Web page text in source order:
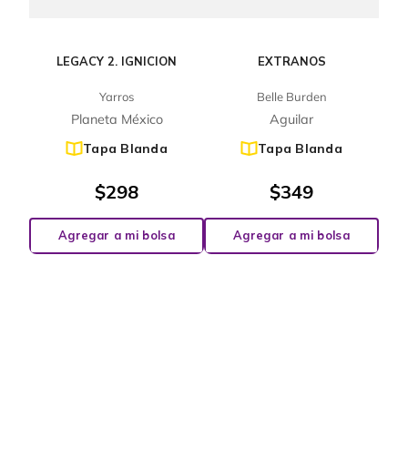
LEGACY 2. IGNICION
Yarros
Planeta México
Tapa Blanda
$298
Agregar a mi bolsa
EXTRANOS
Belle Burden
Aguilar
Tapa Blanda
$349
Agregar a mi bolsa